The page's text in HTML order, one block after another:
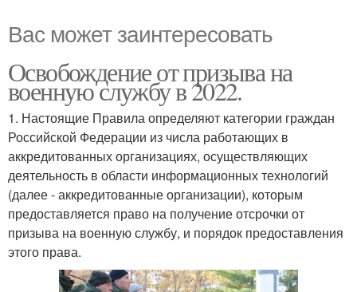
Вас может заинтересовать
Освобождение от призыва на
военную службу в 2022.
1. Настоящие Правила определяют категории граждан
Российской Федерации из числа работающих в
аккредитованных организациях, осуществляющих
деятельность в области информационных технологий
(далее - аккредитованные организации), которым
предоставляется право на получение отсрочки от
призыва на военную службу, и порядок предоставления
этого права.